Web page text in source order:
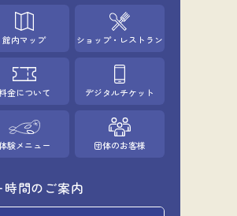
館内マップ ショップ・レストラン
金について デジタルチケット
験メニュー 団体のお客様
時間のご案内